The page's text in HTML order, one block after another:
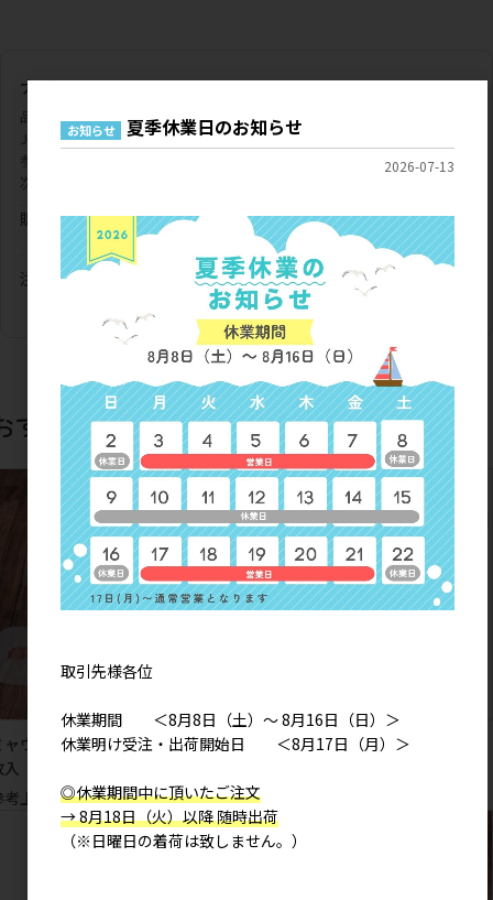
ナチュラル
品番
848900
JANコード
4535279848900
参考上代
次回入荷
販売価格
（単価 × 入数）
会員のみ公開
注文数
すすめ商品
ャウキャット ホットアイマスク１
（無香料）
上代
180円
カムしばた ミニトート
お知らせ 夏季休業日のお知らせ
2026-07-13
取引先様各位
休業期間 ＜8月8日（土）～ 8月16日（日）＞
休業明け受注・出荷開始日 ＜8月17日（月）＞
◎休業期間中に頂いたご注文
→ 8月18日（火）以降 随時出荷
（※日曜日の着荷は致しません。）